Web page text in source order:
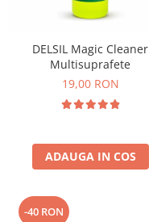
DELSIL Magic Cleaner
Multisuprafete
19,00 RON
ADAUGA IN COS
-40 RON